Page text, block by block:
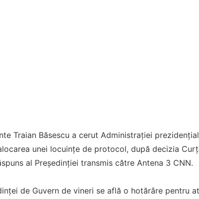
Traian Băsescu a cerut Administrației
unei locuințe de protocol, după decizia
al Președinției transmis către Antena 3 CNN.
de Guvern de vineri se află o hotărâre pentru